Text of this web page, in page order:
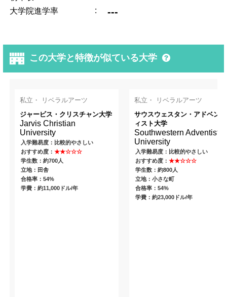
大学院進学率 : ---
この大学と特徴が似ている大学
私立・ リベラルアーツ
ジャービス・クリスチャン大学
Jarvis Christian
University
入学難易度：比較的やさしい
おすすめ度：★★☆☆☆
学生数：約700人
立地：田舎
合格率：54%
学費：約11,000ドル/年
私立・ リベラルアーツ
サウスウェスタン・アドベンテ
ィスト大学
Southwestern Adventist
University
入学難易度：比較的やさしい
おすすめ度： ★★☆☆☆
学生数：約800人
立地：小さな町
合格率：54%
学費：約23,000ドル/年